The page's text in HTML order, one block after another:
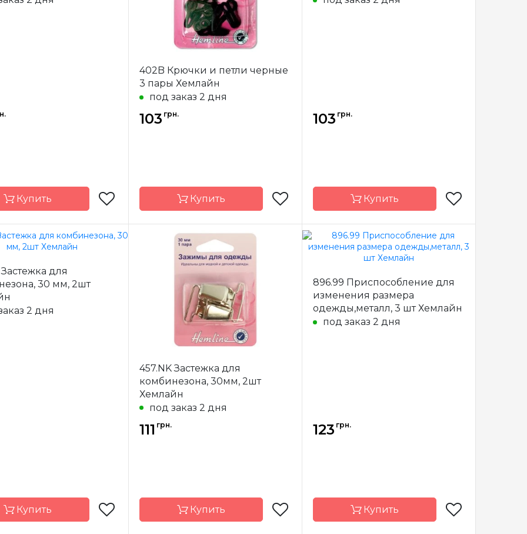
Назначение Застежки Назначение
Купить
402B Крючки и петли черные
3 пары Хемлайн
под заказ 2 дня
103 грн.
Купить
производитель
Назначение
103 грн.
Купить
производитель
Назначение Крючки
Застежка для
30 мм, 2шт
2 дня
Купить
457.NK Застежка для
комбинезона, 30мм, 2шт
Хемлайн
под заказ 2 дня
111 грн.
Купить
896.99 Приспособление для
изменения размера
одежды,металл, 3 шт Хемлайн
под заказ 2 дня
123 грн.
Купить